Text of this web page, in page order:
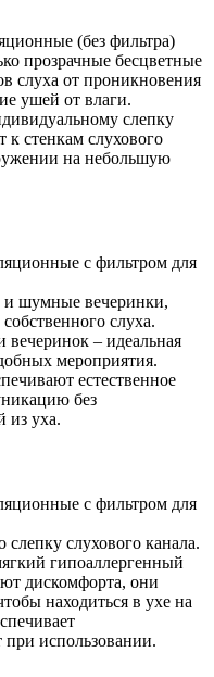
(без фильтра)
прозрачные бесцветные
слуха от проникновения
ушей от влаги.
слепку
стенкам слухового
на небольшую
с фильтром для
и шумные вечеринки,
слуха.
– идеальная
мероприятия.
естественное
без
из уха.
с фильтром для
слухового канала.
гипоаллергенный
дискомфорта, они
находиться в ухе на
использовании.